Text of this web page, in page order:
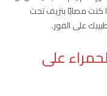
كنت مصابًا بنزيف تحت
على الفور.
على